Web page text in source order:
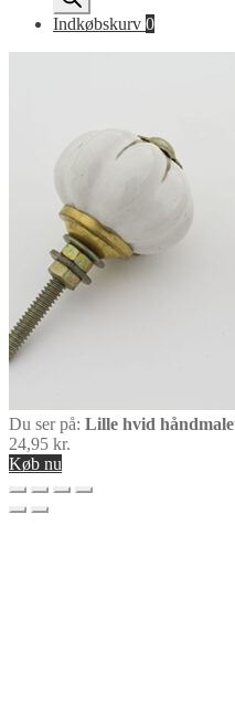
Indkøbskurv 0
Du ser på: Lille hvid
24,95 kr.
Køb nu